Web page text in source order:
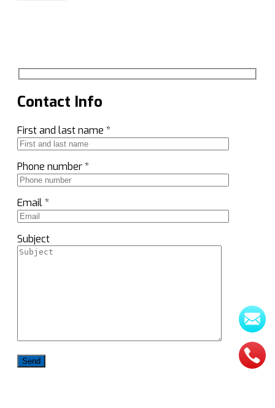
Contact Info
First and last name *
Phone number *
Email *
Subject